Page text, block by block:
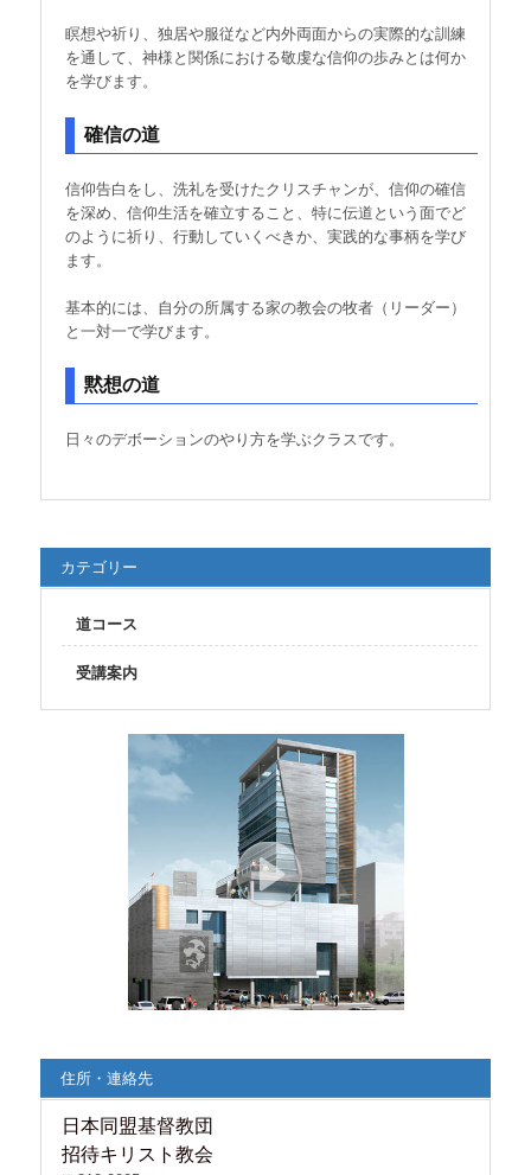
瞑想や祈り、独居や服従など内外両面からの実際的な訓練
を通して、神様と関係における敬虔な信仰の歩みとは何か
を学びます。
確信の道
信仰告白をし、洗礼を受けたクリスチャンが、信仰の確信
を深め、信仰生活を確立すること、特に伝道という面でど
のように祈り、行動していくべきか、実践的な事柄を学び
ます。
基本的には、自分の所属する家の教会の牧者（リーダー）
と一対一で学びます。
黙想の道
日々のデボーションのやり方を学ぶクラスです。
カテゴリー
道コース
受講案内
住所・連絡先
日本同盟基督教団
招待キリスト教会